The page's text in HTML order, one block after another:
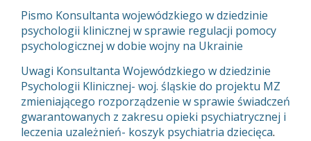
Pismo Konsultanta wojewódzkiego w dziedzinie
psychologii klinicznej w sprawie regulacji pomocy
psychologicznej w dobie wojny na Ukrainie
Uwagi Konsultanta Wojewódzkiego w dziedzinie
Psychologii Klinicznej- woj. śląskie do projektu MZ
zmieniającego rozporządzenie w sprawie świadczeń
gwarantowanych z zakresu opieki psychiatrycznej i
leczenia uzależnień- koszyk psychiatria dziecięca.